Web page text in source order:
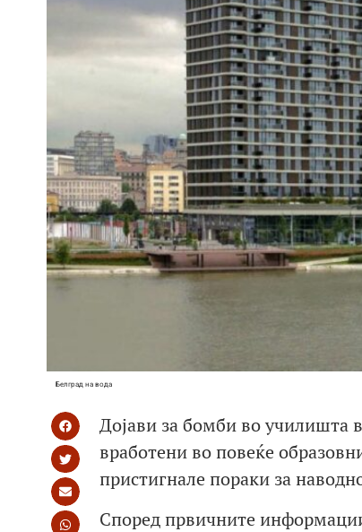
Белград на вода
Дојави за бомби во училишта
вработени во повеќе
пристигнале пораки за
Според првичните